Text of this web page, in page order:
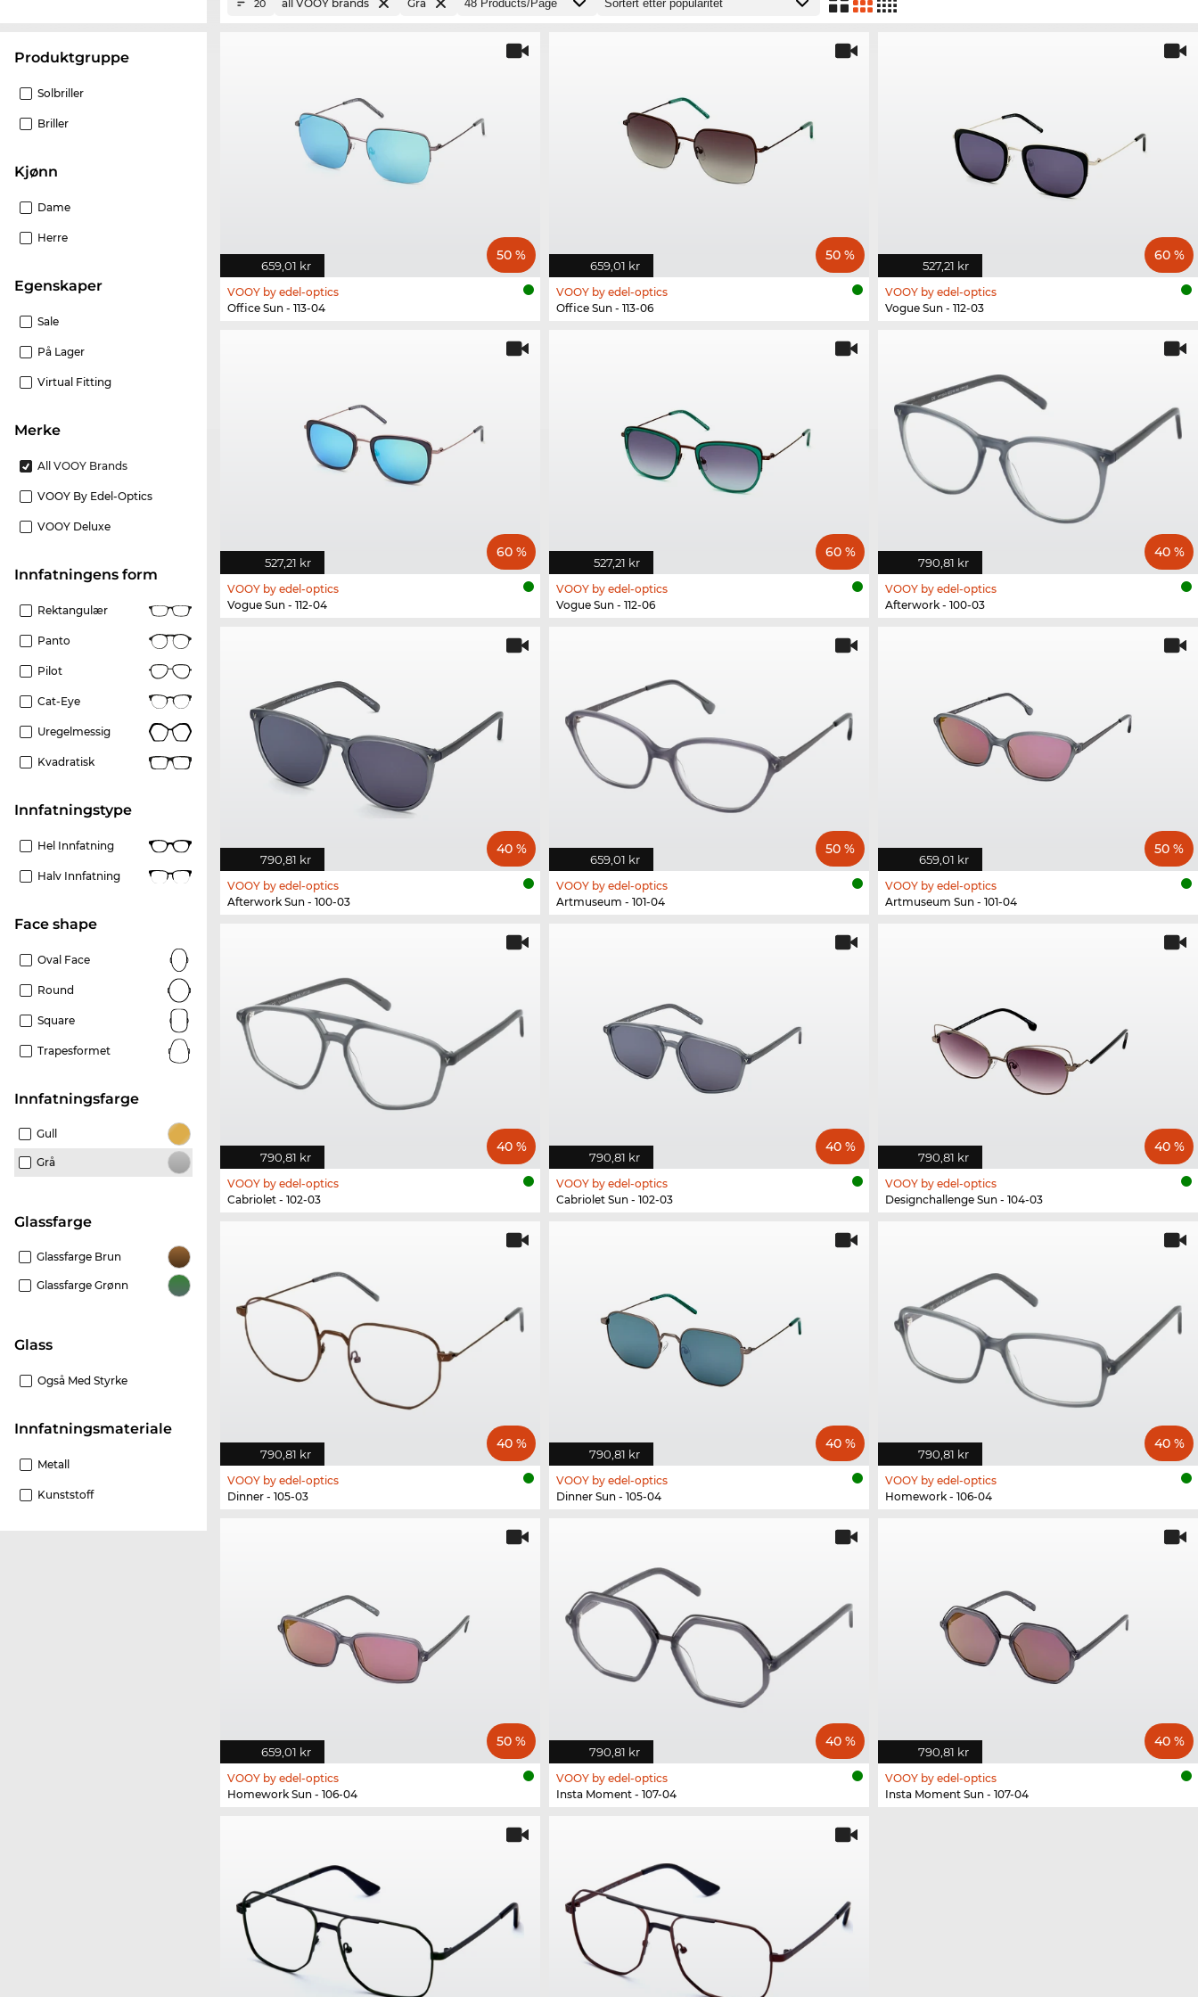
Produktgruppe
Solbriller
Briller
Kjønn
Dame
Herre
Egenskaper
Sale
På Lager
Virtual Fitting
merke
All VOOY Brands
VOOY By Edel-Optics
VOOY Deluxe
Innfatningens form
Rektangulær
Panto
Pilot
Cat-Eye
Uregelmessig
Kvadratisk
Innfatningstype
Hel Innfatning
Halv Innfatning
Face shape
Oval Face
Round
Square
Trapesformet
Innfatningsfarge
Gull
Grå
Glassfarge
Glassfarge Brun
Glassfarge Grønn
glass
Også Med Styrke
innfatningsmateriale
Metall
Kunststoff
20 all VOOY brands Grå
659,01 kr
50 %
VOOY by edel-optics
Office Sun - 113-04
659,01 kr
50 %
VOOY by edel-optics
Office Sun - 113-06
527,21 kr
60 %
VOOY by edel-optics
Vogue Sun - 112-03
527,21 kr
60 %
VOOY by edel-optics
Vogue Sun - 112-04
527,21 kr
60 %
VOOY by edel-optics
Vogue Sun - 112-06
790,81 kr
40 %
VOOY by edel-optics
Afterwork - 100-03
790,81 kr
40 %
VOOY by edel-optics
Afterwork Sun - 100-03
659,01 kr
50 %
VOOY by edel-optics
Artmuseum - 101-04
659,01 kr
50 %
VOOY by edel-optics
Artmuseum Sun - 101-04
790,81 kr
40 %
VOOY by edel-optics
Cabriolet - 102-03
790,81 kr
40 %
VOOY by edel-optics
Cabriolet Sun - 102-03
790,81 kr
40 %
VOOY by edel-optics
Designchallenge Sun - 104-03
790,81 kr
40 %
VOOY by edel-optics
Dinner - 105-03
790,81 kr
40 %
VOOY by edel-optics
Dinner Sun - 105-04
790,81 kr
40 %
VOOY by edel-optics
Homework - 106-04
659,01 kr
50 %
VOOY by edel-optics
Homework Sun - 106-04
790,81 kr
40 %
VOOY by edel-optics
Insta Moment - 107-04
790,81 kr
40 %
VOOY by edel-optics
Insta Moment Sun - 107-04